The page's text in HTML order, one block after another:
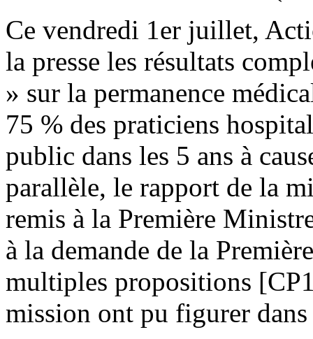
Ce vendredi 1er juillet,
la presse les résultats
» sur la permanence
75 % des praticiens
public dans les 5 ans à
parallèle, le rapport de la
remis à la Première
à la demande de la
multiples propositions
mission ont pu figurer